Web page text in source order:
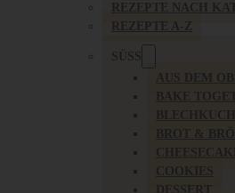
REZEPTE NACH
REZEPTE A-Z
SÜSS